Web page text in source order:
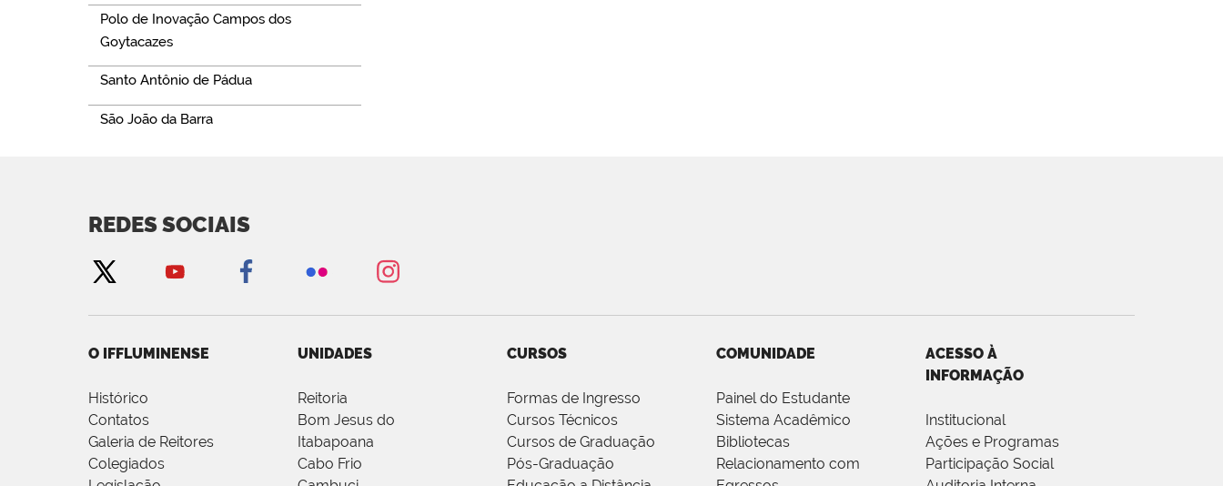
Polo de Inovação Campos dos
Goytacazes
Santo Antônio de Pádua
São João da Barra
REDES SOCIAIS
O IFFLUMINENSE
Histórico
Contatos
Galeria de Reitores
Colegiados
UNIDADES
Reitoria
Bom Jesus do
Itabapoana
Cabo Frio
CURSOS
Formas de Ingresso
Cursos Técnicos
Cursos de Graduação
Pós-Graduação
COMUNIDADE
Painel do Estudante
Sistema Acadêmico
Bibliotecas
Relacionamento com
ACESSO À
INFORMAÇÃO
Institucional
Ações e Programas
Participação Social